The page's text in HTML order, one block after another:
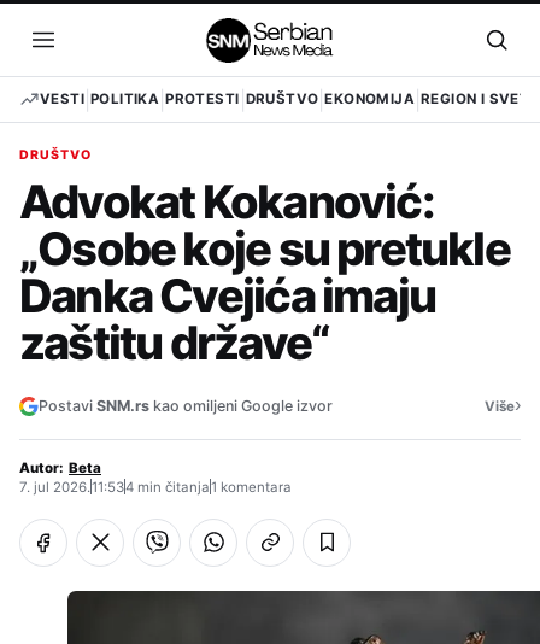
sadržaj
Otvori
meni
VESTI POLITIKA PROTESTI DRUŠTVO EKONOMIJA REGION I SVET
DRUŠTVO
Advokat Kokanović:
„Osobe koje su pretukle
Danka Cvejića imaju
zaštitu države“
Postavi SNM.rs kao omiljeni Google izvor Više›
Autor: Beta
7. jul 2026.11:534 min čitanja1 komentara